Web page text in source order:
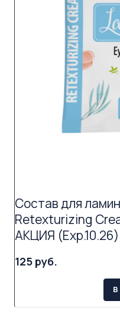
Состав для
Retexturizing
АКЦИЯ (Exp.10.26)
125 руб.
В